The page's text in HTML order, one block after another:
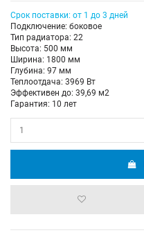
Срок поставки: от 1 до 3 дней
Подключение: боковое
Тип радиатора: 22
Высота: 500 мм
Ширина: 1800 мм
Глубина: 97 мм
Теплоотдача: 3969 Вт
Эффективен до: 39,69 м2
Гарантия: 10 лет